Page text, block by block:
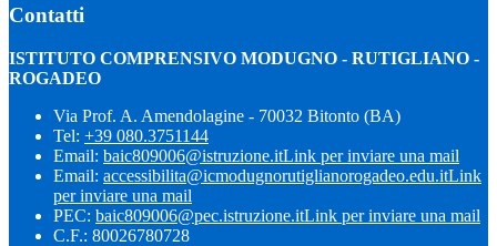
Contatti
ISTITUTO COMPRENSIVO MODUGNO - RUTIGLIANO -
ROGADEO
Via Prof. A. Amendolagine - 70032 Bitonto (BA)
Tel: +39 080.3751144
Email: baic809006@istruzione.itLink per inviare una mail
Email: accessibilita@icmodugnorutiglianorogadeo.edu.itLink
per inviare una mail
PEC: baic809006@pec.istruzione.itLink per inviare una mail
C.F.: 80026780728